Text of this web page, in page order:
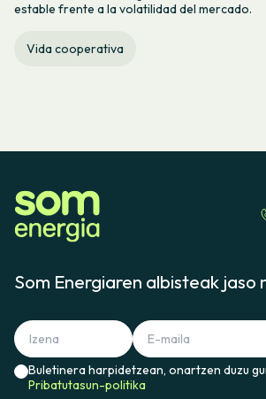
estable frente a la volatilidad del mercado.
Vida cooperativa
Som Energiaren albisteak jaso
Buletinera harpidetzean, onartzen duzu
Pribatutasun-politika